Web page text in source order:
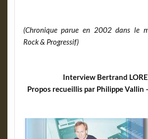
(Chronique parue en 2002 dans le
Rock & Progressif)
Interview Bertrand
Propos recueillis par Philippe Vallin